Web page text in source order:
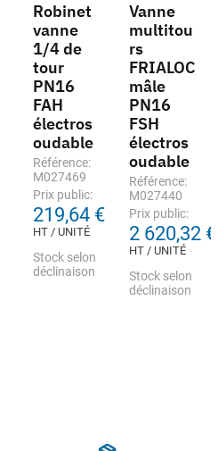
Robinet
vanne
1/4 de
tour
PN16
FAH
électros
oudable
Référence:
M027469
Prix public:
219,64 €
HT / UNITÉ
Stock selon
déclinaison
Vanne
multitou
rs
FRIALOC
mâle
PN16
FSH
électros
oudable
Référence:
M027440
Prix public:
2 620,32 €
HT / UNITÉ
Stock selon
déclinaison